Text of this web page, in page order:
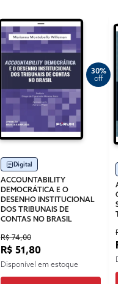
30%
off
Digital
ACCOUNTABILITY
DEMOCRÁTICA E O
DESENHO INSTITUCIONAL
DOS TRIBUNAIS DE
CONTAS NO BRASIL
R$ 74,00
R$ 51,80
Disponível em estoque
AS
R$
R$